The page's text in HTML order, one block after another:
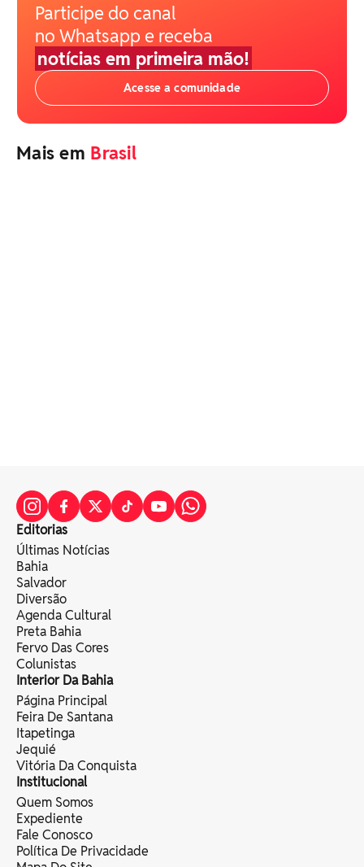
Participe do canal
no Whatsapp e receba
notícias em primeira mão!
Acesse a comunidade
Mais em Brasil
Editorias
Últimas Notícias
Bahia
Salvador
Diversão
Agenda Cultural
Preta Bahia
Fervo Das Cores
Colunistas
Interior Da Bahia
Página Principal
Feira De Santana
Itapetinga
Jequié
Vitória Da Conquista
Institucional
Quem Somos
Expediente
Fale Conosco
Política De Privacidade